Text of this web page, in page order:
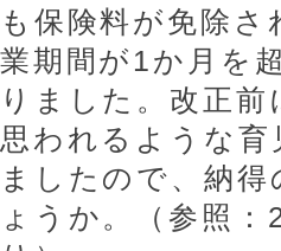
も保険料が免除
業期間が1か月を
りました。改正
思われるような
ましたので、納
ょうか。（参照